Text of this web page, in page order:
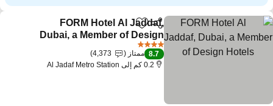
مشاركةAdd to favorites
FORM Hotel Al Jaddaf,
Dubai, a Member of Design
Hotels
8.7 ممتاز
4,373
0.2 كم إلى Al Jadaf Metro Station